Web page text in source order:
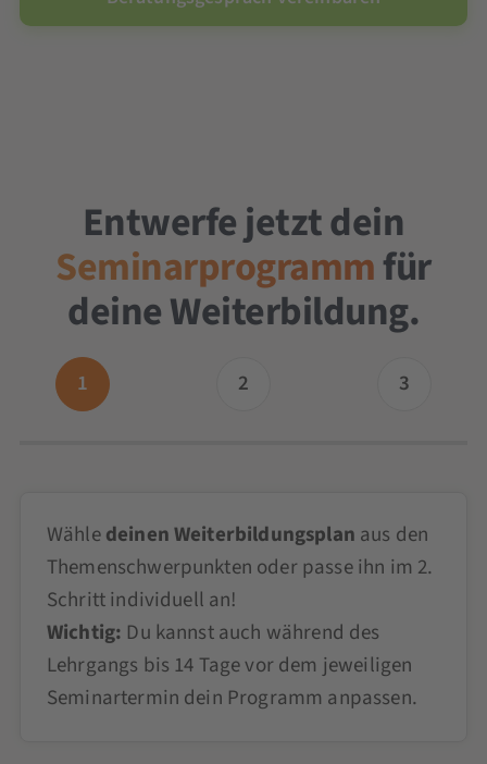
Entwerfe jetzt dein
Seminarprogrammfür
deine Weiterbildung.
1 2 3
Wähledeinen Weiterbildungsplan aus den
Themenschwerpunkten oder passe ihn im 2.
Schritt individuell an!
Wichtig: Du kannst auch während des
Lehrgangs bis 14 Tage vor dem jeweiligen
Seminartermin dein Programm anpassen.